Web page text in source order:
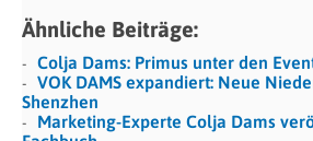
Ähnliche Beiträge:
Colja Dams: Primus unter den
VOK DAMS expandiert: Neue
Shenzhen
Marketing-Experte Colja Dams